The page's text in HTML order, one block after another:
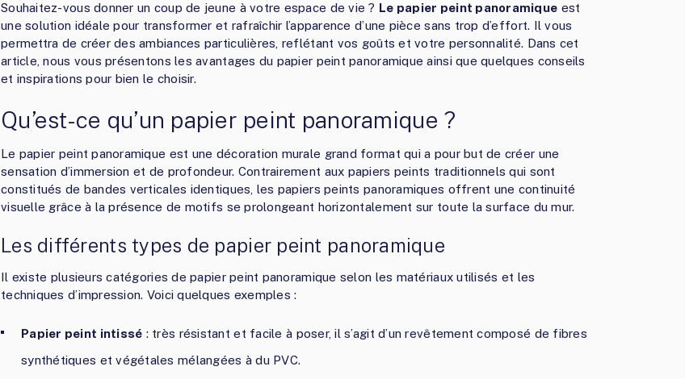
Souhaitez-vous donner un coup de jeune à votre espace de vie ? Le papier peint panoramique est
une solution idéale pour transformer et rafraîchir l’apparence d’une pièce sans trop d’effort. Il vous
permettra de créer des ambiances particulières, reflétant vos goûts et votre personnalité. Dans cet
article, nous vous présentons les avantages du papier peint panoramique ainsi que quelques conseils
et inspirations pour bien le choisir.
Qu’est-ce qu’un papier peint panoramique ?
Le papier peint panoramique est une décoration murale grand format qui a pour but de créer une
sensation d’immersion et de profondeur. Contrairement aux papiers peints traditionnels qui sont
constitués de bandes verticales identiques, les papiers peints panoramiques offrent une continuité
visuelle grâce à la présence de motifs se prolongeant horizontalement sur toute la surface du mur.
Les différents types de papier peint panoramique
Il existe plusieurs catégories de papier peint panoramique selon les matériaux utilisés et les
techniques d’impression. Voici quelques exemples :
Papier peint intissé : très résistant et facile à poser, il s’agit d’un revêtement composé de fibres
synthétiques et végétales mélangées à du PVC.